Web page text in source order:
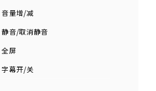
音量增/减
静音/取消静音
全屏
字幕开/关